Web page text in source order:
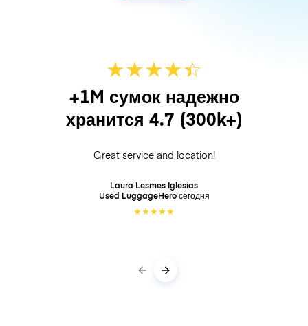
★★★★☆
★
+1M сумок надежно
хранится 4.7 (300k+)
Great service and location!
Laura Lesmes Iglesias
Used LuggageHeroсегодня
★★★★★